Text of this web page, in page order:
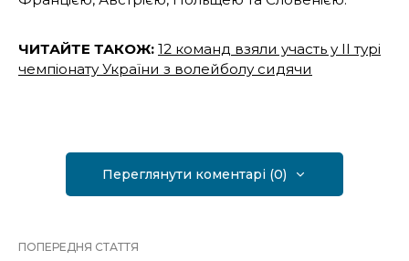
ЧИТАЙТЕ ТАКОЖ: 12 команд взяли участь у ІІ турі
чемпіонату України з волейболу сидячи
Переглянути коментарі (0)
ПОПЕРЕДНЯ СТАТТЯ